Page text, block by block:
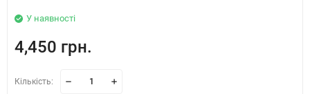
У наявності
4,450 грн.
Кількість: